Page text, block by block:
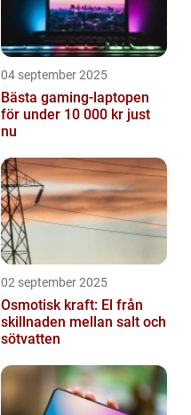
04 september 2025
Bästa gaming-laptopen
för under 10 000 kr just
nu
02 september 2025
Osmotisk kraft: El från
skillnaden mellan salt och
sötvatten